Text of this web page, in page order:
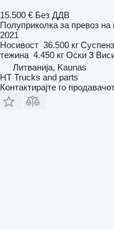
15.500 € Без ДДВ
Полуприколка за превоз на
2021
Носивост 36.500 кг
тежина 4.450 кг Оски 3
Литванија, Kaunas
HT Trucks and parts
Контактирајте го